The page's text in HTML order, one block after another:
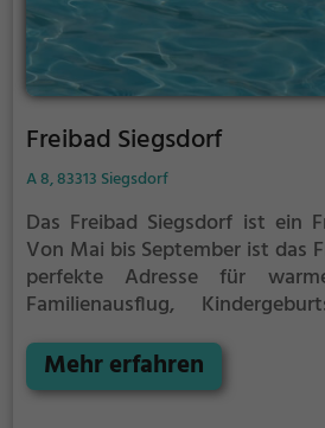
Freibad Siegsdorf
A 8, 83313 Siegsdorf
Das Freibad Siegsdorf ist ein
Von Mai bis September ist das
perfekte Adresse für
Familienausflug,
jeder auf seine Kosten. Bei
Freibadsaison im Freibad
Mehr erfahren